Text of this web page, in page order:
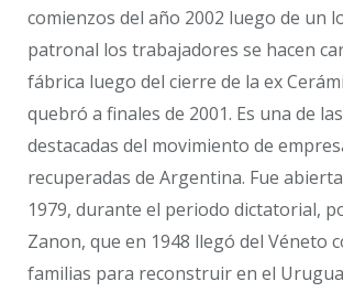
comienzos del año 2002 luego de un
patronal los trabajadores se hacen
fábrica luego del cierre de la ex
quebró a finales de 2001. Es una de
destacadas del movimiento de
recuperadas de Argentina. Fue
1979, durante el periodo dictatorial,
Zanon, que en 1948 llegó del Véneto
familias para reconstruir en el